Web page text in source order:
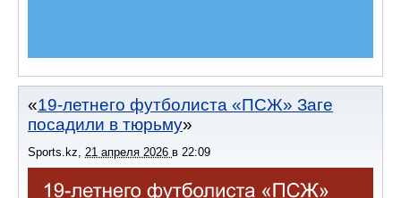
19-летнего футболиста «ПСЖ» Заге
посадили в тюрьму
Sports.kz, 21 апреля 2026 в 22:09